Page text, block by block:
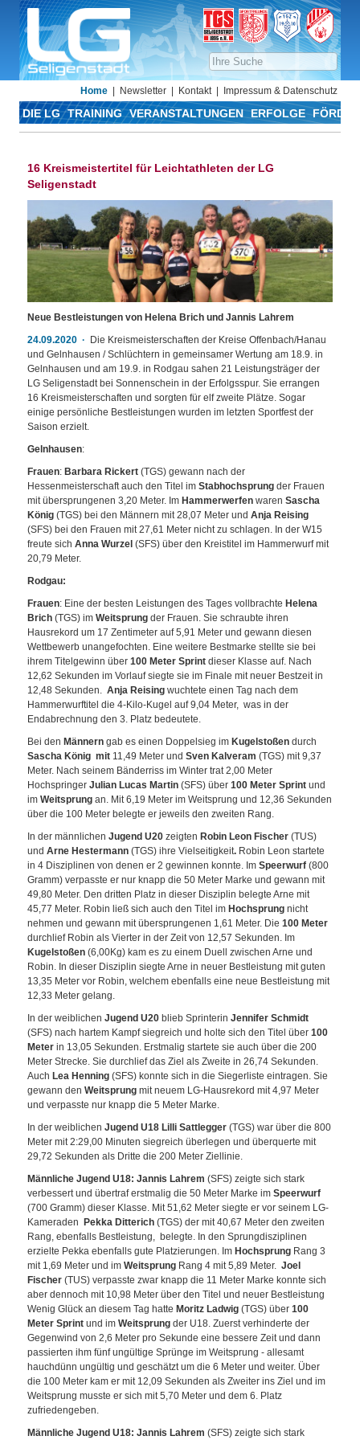
Home Newsletter Kontakt Impressum & Datenschutz
DIE LG TRAINING VERANSTALTUNGEN ERFOLGE
16 Kreismeistertitel für Leichtathleten der LG
Seligenstadt
Neue Bestleistungen von Helena Brich und Jannis Lahrem
24.09.2020
Die Kreismeisterschaften der Kreise Offenbach/Hanau
und Gelnhausen / Schlüchtern in gemeinsamer Wertung am 18.9. in
Gelnhausen und am 19.9. in Rodgau sahen 21 Leistungsträger der
LG Seligenstadt bei Sonnenschein in der Erfolgsspur. Sie errangen
16 Kreismeisterschaften und sorgten für elf zweite Plätze. Sogar
einige persönliche Bestleistungen wurden im letzten Sportfest der
Saison erzielt.
Gelnhausen:
Frauen: Barbara Rickert (TGS) gewann nach der
Hessenmeisterschaft auch den Titel im Stabhochsprung der Frauen
mit übersprungenen 3,20 Meter. Im Hammerwerfen waren Sascha
König (TGS) bei den Männern mit 28,07 Meter und Anja Reising
(SFS) bei den Frauen mit 27,61 Meter nicht zu schlagen. In der W15
freute sich Anna Wurzel (SFS) über den Kreistitel im Hammerwurf mit
20,79 Meter.
Rodgau:
Frauen: Eine der besten Leistungen des Tages vollbrachte Helena
Brich (TGS) im Weitsprung der Frauen. Sie schraubte ihren
Hausrekord um 17 Zentimeter auf 5,91 Meter und gewann diesen
Wettbewerb unangefochten. Eine weitere Bestmarke stellte sie bei
ihrem Titelgewinn über 100 Meter Sprint dieser Klasse auf. Nach
12,62 Sekunden im Vorlauf siegte sie im Finale mit neuer Bestzeit in
12,48 Sekunden. Anja Reising wuchtete einen Tag nach dem
Hammerwurftitel die 4-Kilo-Kugel auf 9,04 Meter, was in der
Endabrechnung den 3. Platz bedeutete.
Bei den Männern gab es einen Doppelsieg im Kugelstoßen durch
Sascha König mit 11,49 Meter und Sven Kalveram (TGS) mit 9,37
Meter. Nach seinem Bänderriss im Winter trat 2,00 Meter
Hochspringer Julian Lucas Martin (SFS) über 100 Meter Sprint und
im Weitsprung an. Mit 6,19 Meter im Weitsprung und 12,36 Sekunden
über die 100 Meter belegte er jeweils den zweiten Rang.
In der männlichen Jugend U20 zeigten Robin Leon Fischer (TUS)
und Arne Hestermann (TGS) ihre Vielseitigkeit. Robin Leon startete
in 4 Disziplinen von denen er 2 gewinnen konnte. Im Speerwurf (800
Gramm) verpasste er nur knapp die 50 Meter Marke und gewann mit
49,80 Meter. Den dritten Platz in dieser Disziplin belegte Arne mit
45,77 Meter. Robin ließ sich auch den Titel im Hochsprung nicht
nehmen und gewann mit übersprungenen 1,61 Meter. Die 100 Meter
durchlief Robin als Vierter in der Zeit von 12,57 Sekunden. Im
Kugelstoßen (6,00Kg) kam es zu einem Duell zwischen Arne und
Robin. In dieser Disziplin siegte Arne in neuer Bestleistung mit guten
13,35 Meter vor Robin, welchem ebenfalls eine neue Bestleistung mit
12,33 Meter gelang.
In der weiblichen Jugend U20 blieb Sprinterin Jennifer Schmidt
(SFS) nach hartem Kampf siegreich und holte sich den Titel über 100
Meter in 13,05 Sekunden. Erstmalig startete sie auch über die 200
Meter Strecke. Sie durchlief das Ziel als Zweite in 26,74 Sekunden.
Auch Lea Henning (SFS) konnte sich in die Siegerliste eintragen. Sie
gewann den Weitsprung mit neuem LG-Hausrekord mit 4,97 Meter
und verpasste nur knapp die 5 Meter Marke.
In der weiblichen Jugend U18 Lilli Sattlegger (TGS) war über die 800
Meter mit 2:29,00 Minuten siegreich überlegen und überquerte mit
29,72 Sekunden als Dritte die 200 Meter Ziellinie.
Männliche Jugend U18: Jannis Lahrem (SFS) zeigte sich stark
verbessert und übertraf erstmalig die 50 Meter Marke im Speerwurf
(700 Gramm) dieser Klasse. Mit 51,62 Meter siegte er vor seinem LG-
Kameraden
Pekka Ditterich (TGS) der mit 40,67 Meter den zweiten
Rang, ebenfalls Bestleistung, belegte. In den Sprungdisziplinen
erzielte Pekka ebenfalls gute Platzierungen. Im Hochsprung Rang 3
mit 1,69 Meter und im Weitsprung Rang 4 mit 5,89 Meter. Joel
Fischer (TUS) verpasste zwar knapp die 11 Meter Marke konnte sich
aber dennoch mit 10,98 Meter über den Titel und neuer Bestleistung
Wenig Glück an diesem Tag hatte Moritz Ladwig (TGS) über 100
Meter Sprint und im Weitsprung der U18. Zuerst verhinderte der
Gegenwind von 2,6 Meter pro Sekunde eine bessere Zeit und dann
passierten ihm fünf ungültige Sprünge im Weitsprung - allesamt
hauchdünn ungültig und geschätzt um die 6 Meter und weiter. Über
die 100 Meter kam er mit 12,09 Sekunden als Zweiter ins Ziel und im
Weitsprung musste er sich mit 5,70 Meter und dem 6. Platz
zufriedengeben.
Männliche Jugend U18: Jannis Lahrem (SFS) zeigte sich stark